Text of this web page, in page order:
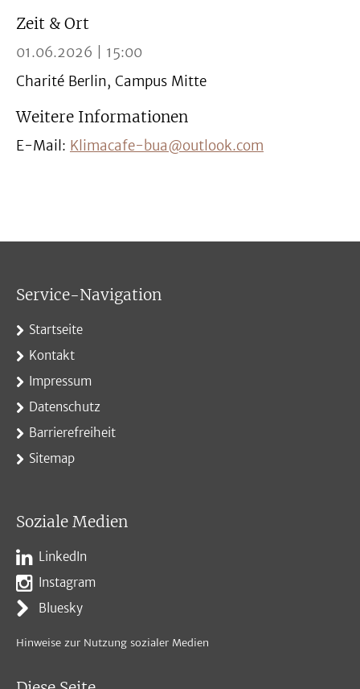
Zeit & Ort
01.06.2026 | 15:00
Charité Berlin, Campus Mitte
Weitere Informationen
E-Mail: Klimacafe-bua@outlook.com
Service-Navigation
Startseite
Kontakt
Impressum
Datenschutz
Barrierefreiheit
Sitemap
Soziale Medien
LinkedIn
Instagram
Bluesky
Hinweise zur Nutzung sozialer Medien